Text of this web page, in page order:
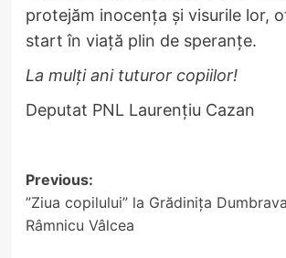
protejăm inocența și visurile lor,
start în viață plin de speranțe.
La mulţi ani tuturor copiilor!
Deputat PNL Laurențiu Cazan
Post
navigation
Previous:
”Ziua copilului” la Grădinița
Râmnicu Vâlcea